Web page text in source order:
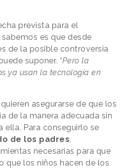
prevista para el
es que desde
de la posible controversia
suponer. “Pero la
ya usan la tecnología en
asegurarse de que los
de la manera adecuada sin
ella. Para conseguirlo se
de los padres
necesarias para que
que los niños hacen de los